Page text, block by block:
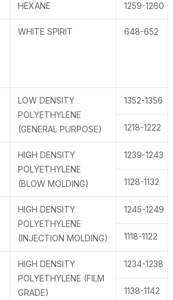
HEXANE 1259-1260
WHITE SPIRIT 648-652
LOW DENSITY
POLYETHYLENE
(GENERAL PURPOSE)
1352-1356
1218-1222
HIGH DENSITY
POLYETHYLENE
(BLOW MOLDING)
1239-1243
1128-1132
HIGH DENSITY
POLYETHYLENE
(INJECTION MOLDING)
1245-1249
1118-1122
HIGH DENSITY
POLYETHYLENE (FILM
GRADE)
1234-1238
1138-1142